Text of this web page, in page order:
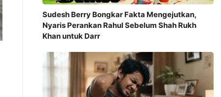
Sudesh Berry Bongkar Fakta Mengejutkan,
Nyaris Perankan Rahul Sebelum Shah Rukh
Khan untuk Darr